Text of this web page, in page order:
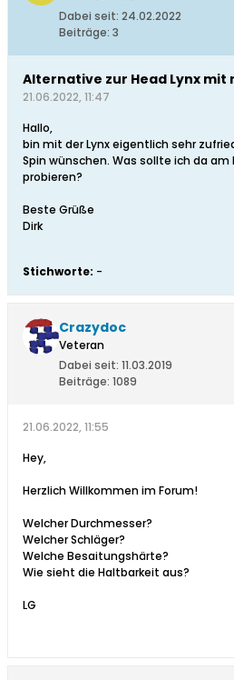
Dabei seit: 24.02.2022
Beiträge: 3
Alternative zur Head Lynx mit
21.06.2022, 11:47
Hallo,
bin mit der Lynx eigentlich sehr
Spin wünschen. Was sollte ich da
probieren?
Beste Grüße
Dirk
Stichworte: -
Crazydoc
Veteran
Dabei seit: 11.03.2019
Beiträge: 1089
21.06.2022, 11:55
Hey,
Herzlich Willkommen im Forum!
Welcher Durchmesser?
Welcher Schläger?
Welche Besaitungshärte?
Wie sieht die Haltbarkeit aus?
LG